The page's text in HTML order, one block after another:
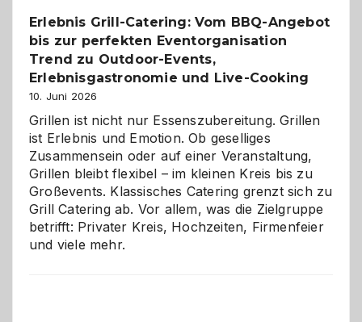
Erlebnis Grill-Catering: Vom BBQ-Angebot
bis zur perfekten Eventorganisation
Trend zu Outdoor-Events,
Erlebnisgastronomie und Live-Cooking
10. Juni 2026
Grillen ist nicht nur Essenszubereitung. Grillen
ist Erlebnis und Emotion. Ob geselliges
Zusammensein oder auf einer Veranstaltung,
Grillen bleibt flexibel – im kleinen Kreis bis zu
Großevents. Klassisches Catering grenzt sich zu
Grill Catering ab. Vor allem, was die Zielgruppe
betrifft: Privater Kreis, Hochzeiten, Firmenfeier
und viele mehr.